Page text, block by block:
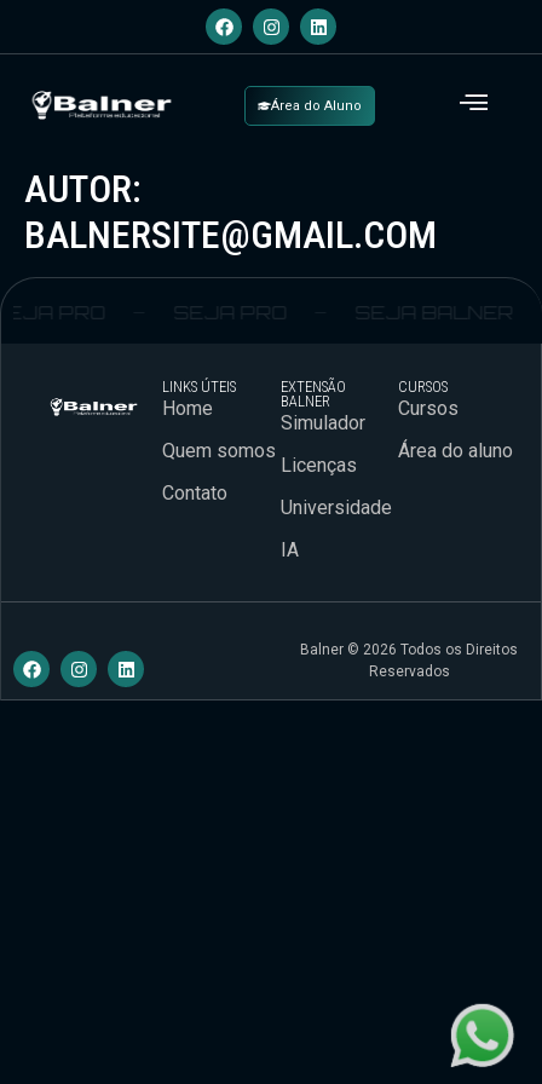
Área do Aluno
AUTOR:
BALNERSITE@GMAIL.COM
PRO SEJA PRO SEJA BALNER
LINKS ÚTEIS
Home
Quem somos
Contato
EXTENSÃO
BALNER
Simulador
Licenças
Universidade
IA
CURSOS
Cursos
Área do aluno
Balner © 2026 Todos os Direitos
Reservados